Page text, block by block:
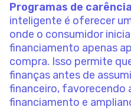
Programas de carência
inteligente é oferecer
onde o consumidor
financiamento apenas
compra. Isso permite
finanças antes de
financeiro, favorecendo
financiamento e